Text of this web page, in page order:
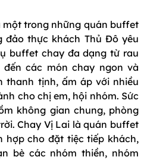
một trong những quán buffet
đảo thực khách Thủ Đô yêu
buffet chay đa dạng từ rau
các món chay ngon và
thanh tịnh, ấm áp với nhiều
cho chị em, hội nhóm. Sức
không gian chung, phòng
Chay Vị Lai là quán buffet
hợp cho đặt tiệc tiếp khách,
bè các nhóm thiền, nhóm